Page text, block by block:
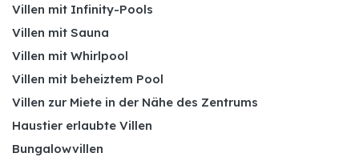
Villen mit Infinity-Pools
Villen mit Sauna
Villen mit Whirlpool
Villen mit beheiztem Pool
Villen zur Miete in der Nähe des Zentrums
Haustier erlaubte Villen
Bungalowvillen